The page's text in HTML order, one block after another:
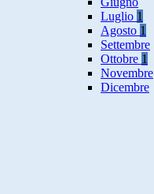
Luglio 1
Agosto 1
Settembre
Ottobre 1
Novembre
Dicembre